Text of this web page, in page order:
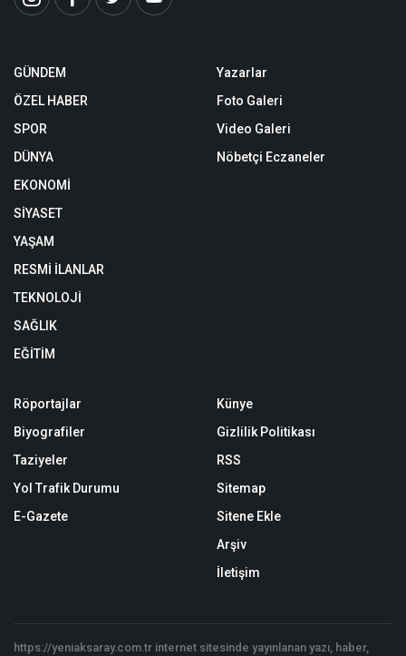
GÜNDEM
ÖZEL HABER
SPOR
DÜNYA
EKONOMİ
SİYASET
YAŞAM
RESMİ İLANLAR
TEKNOLOJİ
SAĞLIK
EĞİTİM
Yazarlar
Foto Galeri
Video Galeri
Nöbetçi Eczaneler
Röportajlar
Biyografiler
Taziyeler
Yol Trafik Durumu
E-Gazete
Künye
Gizlilik Politikası
RSS
Sitemap
Sitene Ekle
Arşiv
İletişim
https://yeniaksaray.com.tr internet sitesinde yayınlanan yazı, haber,